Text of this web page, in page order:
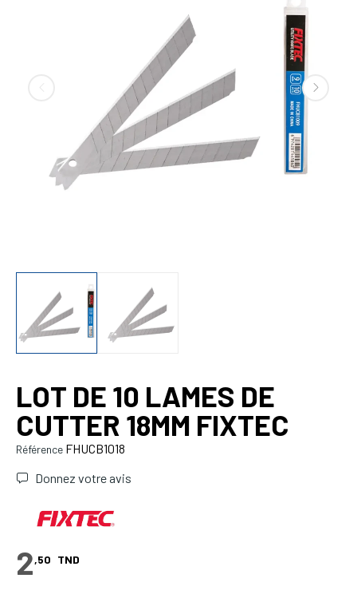
LOT DE 10 LAMES DE
CUTTER 18MM FIXTEC
Référence FHUCB1018
Donnez votre avis
2,50 TND